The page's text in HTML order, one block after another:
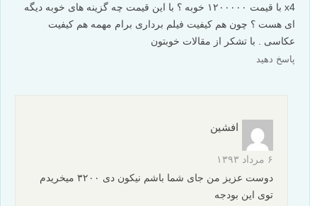
x4 با قیمت ۱۲۰۰۰۰۰ خوبه ؟ با این قیمت چه گزینه های خوبه دیگه
ای هست ؟ چون هم کیفیت فیلم برداری برام مهمه هم کیفیت
عکاسی . با تشکر از مقالات خوبتون
پاسخ دهید
افشین
۶ مرداد ۱۳۹۳
دوست عزیز من جای شما باشم نیکون دی ۳۲۰۰ میخریدم
توی این بودجه